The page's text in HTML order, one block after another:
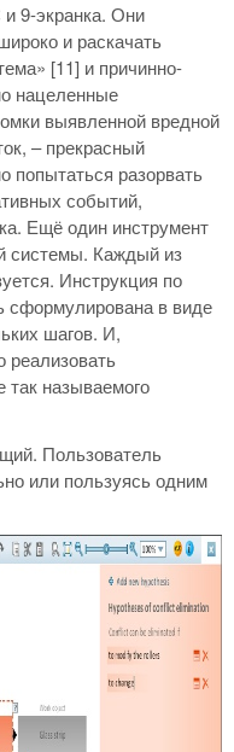
9-экранка. Они
и раскачать
[11] и причинно-
нацеленные
выявленной вредной
– прекрасный
попытаться разорвать
событий,
Ещё один инструмент
системы. Каждый из
Инструкция по
сформулирована в виде
шагов. И,
реализовать
называемого
Пользователь
или пользуясь одним